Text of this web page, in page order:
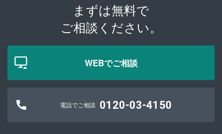
まずは無料で
ご相談ください。
WEBでご相談
電話でご相談 0120-03-4150